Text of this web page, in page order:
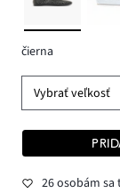
čierna
Vybrať veľkosť
26 osobám